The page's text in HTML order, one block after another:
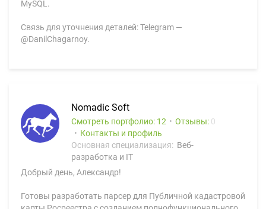
MySQL.
Связь для уточнения деталей: Telegram —
@DanilChagarnoy.
Nomadic Soft
Смотреть портфолио: 12 Отзывы: 0
Контакты и профиль
Основная специализация: Веб-
разработка и IT
Добрый день, Александр!
Готовы разработать парсер для Публичной кадастровой